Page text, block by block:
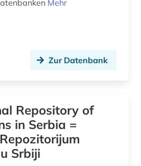
Mehr
Zur Datenbank
Repository of
in Serbia =
Srbiji